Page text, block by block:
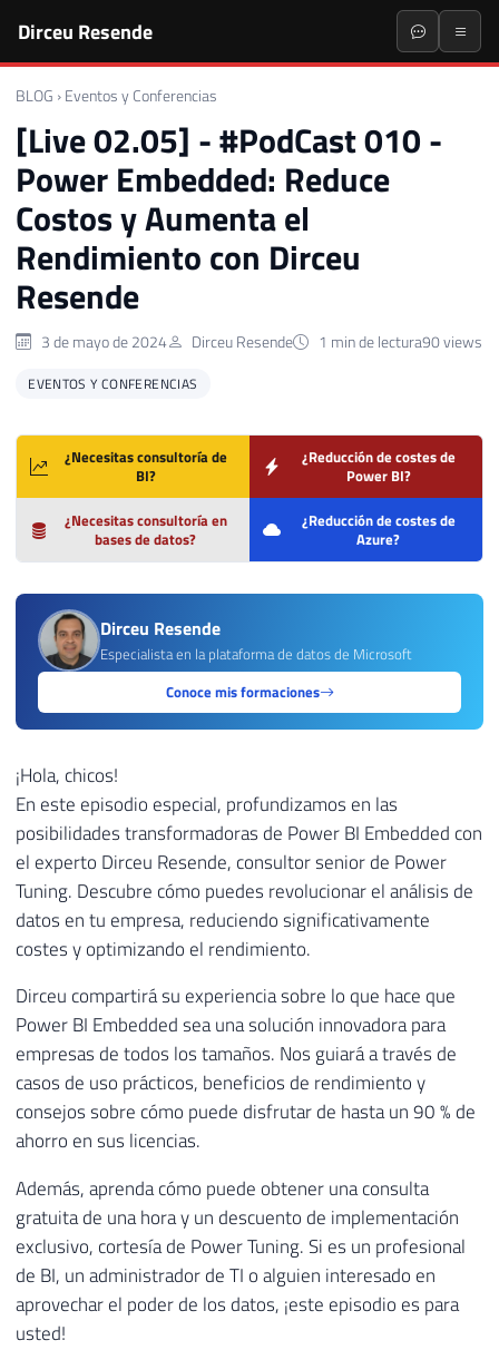
Dirceu Resende
BLOG › Eventos y Conferencias
[Live 02.05] - #PodCast 010 -
Power Embedded: Reduce
Costos y Aumenta el
Rendimiento con Dirceu
Resende
3 de mayo de 2024 Dirceu Resende 1 min de lectura90 views
EVENTOS Y CONFERENCIAS
¿Necesitas consultoría de
BI?
¿Reducción de costes de
Power BI?
¿Necesitas consultoría en
bases de datos?
¿Reducción de costes de
Azure?
Dirceu Resende
Especialista en la plataforma de datos de Microsoft
Conoce mis formaciones
¡Hola, chicos!
En este episodio especial, profundizamos en las
posibilidades transformadoras de Power BI Embedded con
el experto Dirceu Resende, consultor senior de Power
Tuning. Descubre cómo puedes revolucionar el análisis de
datos en tu empresa, reduciendo significativamente
costes y optimizando el rendimiento.
Dirceu compartirá su experiencia sobre lo que hace que
Power BI Embedded sea una solución innovadora para
empresas de todos los tamaños. Nos guiará a través de
casos de uso prácticos, beneficios de rendimiento y
consejos sobre cómo puede disfrutar de hasta un 90 % de
ahorro en sus licencias.
Además, aprenda cómo puede obtener una consulta
gratuita de una hora y un descuento de implementación
exclusivo, cortesía de Power Tuning. Si es un profesional
de BI, un administrador de TI o alguien interesado en
aprovechar el poder de los datos, ¡este episodio es para
usted!